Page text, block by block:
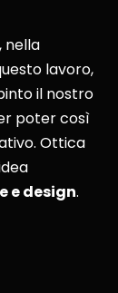
nella
lavoro,
il nostro
poter così
Ottica
e design.